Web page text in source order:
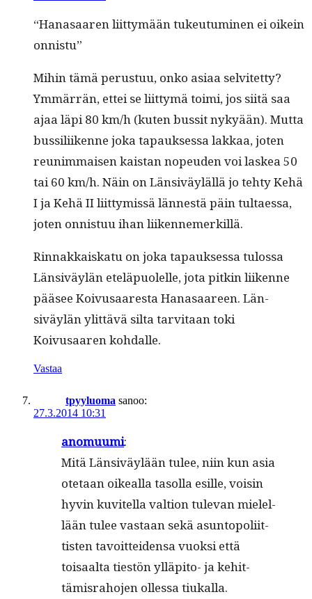
“Hanasaaren liit­tymään tukeu­tu­mi­nen ei oikein
onnistu”
Mihin tämä perus­tuu, onko asi­aa selvitet­ty?
Ymmär­rän, ettei se liit­tymä toi­mi, jos siitä saa
ajaa läpi 80 km/h (kuten bus­sit nykyään). Mut­ta
bus­sili­ikenne joka tapauk­ses­sa lakkaa, joten
reunim­maisen kaistan nopeu­den voi laskea 50
tai 60 km/h. Näin on Län­siväyläl­lä jo tehty Kehä
I ja Kehä II liit­tymis­sä lännestä päin tul­taes­sa,
joten onnis­tuu ihan liikennemerkillä.
Rin­nakkaiskatu on joka tapauk­ses­sa tulos­sa
Län­siväylän eteläpuolelle, jota pitkin liikenne
pääsee Koivusaares­ta Hanasaa­reen. Län­
siväylän ylit­tävä sil­ta tarvi­taan toki
Koivusaaren kohdalle.
Vastaa
tpyyluoma sanoo:
27.3.2014 10:31
anomuu­mi:
Mitä Län­siväylään tulee, niin kun asia
ote­taan oikeal­la tasol­la esille, voisin
hyvin kuvitel­la val­tion tule­van mielel­
lään tulee vas­taan sekä asun­topoli­it­
tis­ten tavoit­tei­den­sa vuok­si että
toisaal­ta tiestön ylläpi­to- ja kehit­
tämis­ra­ho­jen ollessa tiukalla.